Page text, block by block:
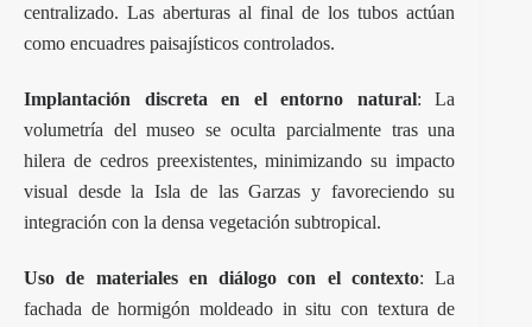
centralizado. Las aberturas al final de los tubos actúan
como encuadres paisajísticos controlados.
Implantación discreta en el entorno natural: La
volumetría del museo se oculta parcialmente tras una
hilera de cedros preexistentes, minimizando su impacto
visual desde la Isla de las Garzas y favoreciendo su
integración con la densa vegetación subtropical.
Uso de materiales en diálogo con el contexto: La
fachada de hormigón moldeado in situ con textura de